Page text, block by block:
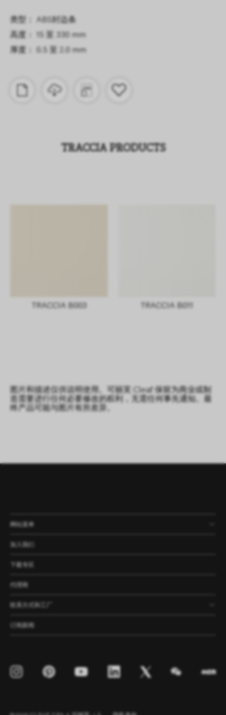
类型： ABS封边条
高度： 15 至 330 mm
厚度： 0.5 至 2.0 mm
TRACCIA PRODUCTS
TRACCIA B003 TRACCIA B011
图片和描述仅供说明使用。可丽芙 Cleaf 保留为商业或制
造需要进行任何必要修改的权利，无需任何事先通知。最
终产品可能与图片有所差异。
网站菜单
产品
公司
资讯
案例
加入我们
代理商
联系方式和工厂
订阅新闻